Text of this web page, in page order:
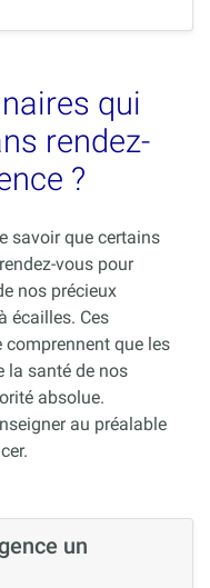
qui
rendez-
?
savoir que certains
vous pour
nos précieux
écailles. Ces
que les
la santé de nos
absolue.
au préalable
un